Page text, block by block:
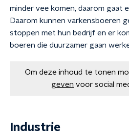
minder vee komen, daarom gaat
Daarom kunnen varkensboeren
stoppen met hun bedrijf en er
boeren die duurzamer gaan
Om deze inhoud te tonen
geven voor social
Industrie